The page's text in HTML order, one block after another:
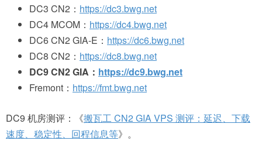
DC3 CN2： https://dc3.bwg.net
DC4 MCOM： https://dc4.bwg.net
DC6 CN2 GIA-E： https://dc6.bwg.net
DC8 CN2： https://dc8.bwg.net
DC9 CN2 GIA： https://dc9.bwg.net
Fremont： https://fmt.bwg.net
DC9 机房测评：《搬瓦工 CN2 GIA VPS 测评：延迟、下载
速度、稳定性、回程信息等》。